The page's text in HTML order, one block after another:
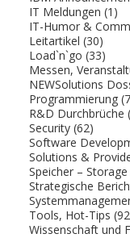
IT Meldungen (1)
IT-Humor &
Leitartikel (30)
Load`n`go (33)
Messen,
NEWSolutions
Programmierung
R&D Durchbrüche
Security (62)
Software
Solutions &
Speicher – Storage
Strategische
Tools, Hot-Tips
Wissenschaft und